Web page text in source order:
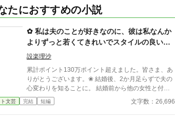
たにおすすめの小説
✿ 私は夫のことが好きなのに、彼は私なんか
よりずっと若くてきれいでスタイルの良い女
が好きらしい
設楽理沙
累計ポイント130万ポイント超えました。皆さま、あ
りがとうございます。❀ 結婚後、2か月足らずで夫の
心変わりを知ることに。 結婚前から他の女性と付き
合っていたんだって。 それならそうと、ちゃんと話
してくれていれば、結婚なんて しなかった。 呆れた
文芸 完結 短編 文字数：26,696